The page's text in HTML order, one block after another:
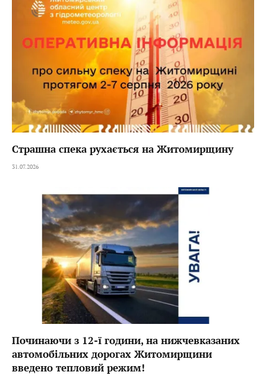
Страшна спека рухається на Житомирщину
31.07.2026
Починаючи з 12-ї години, на нижчевказаних
автомобільних дорогах Житомирщини
введено тепловий режим!